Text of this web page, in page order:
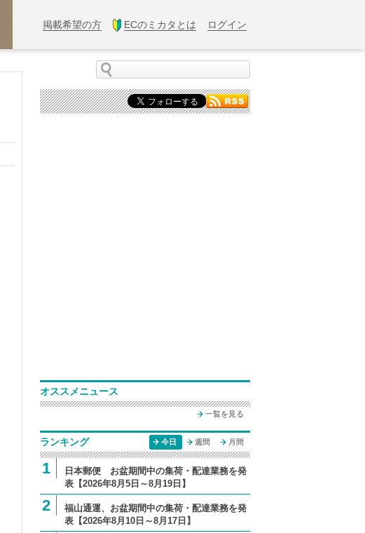
掲載希望の方 ECのミカタとは ログイン
オススメニュース
一覧を見る
ランキング 今日 週間 月間
1
日本郵便 お盆期間中の集荷・配達業務を発
表【2026年8月5日～8月19日】
2
福山通運、お盆期間中の集荷・配達業務を発
表【2026年8月10日～8月17日】